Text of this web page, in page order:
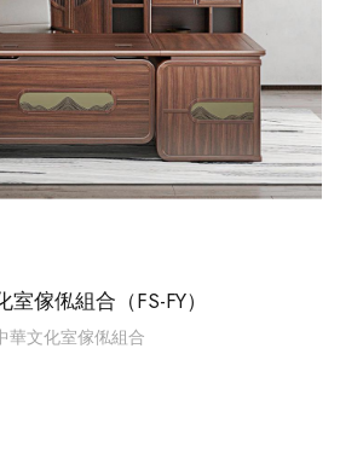
室傢俬組合（FS-FY）
華文化室傢俬組合